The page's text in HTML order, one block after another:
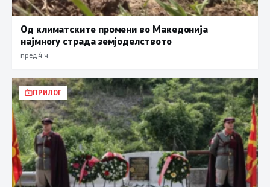
Од климатските промени во Македонија
најмногу страда земјоделството
пред 4 ч.
ПРИЛОГ